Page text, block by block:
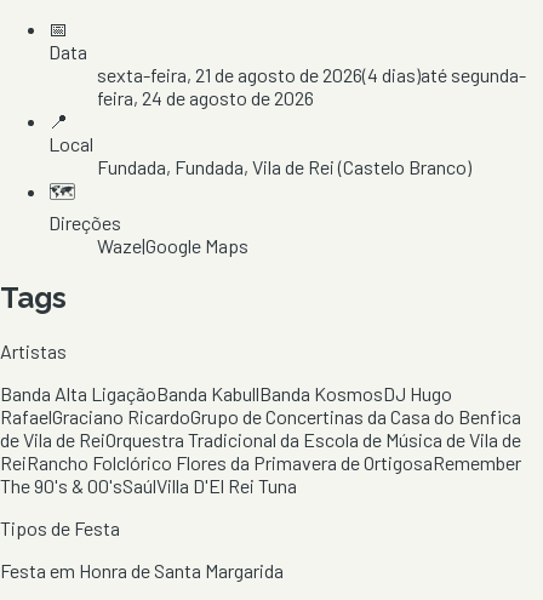
📅
Data
sexta-feira, 21 de agosto de 2026(4 dias)até segunda-
feira, 24 de agosto de 2026
📍
Local
Fundada, Fundada, Vila de Rei(Castelo Branco)
🗺️
Direções
Waze|Google Maps
Tags
Artistas
Banda Alta LigaçãoBanda KabullBanda KosmosDJ Hugo
RafaelGraciano RicardoGrupo de Concertinas da Casa do Benfica
de Vila de ReiOrquestra Tradicional da Escola de Música de Vila de
ReiRancho Folclórico Flores da Primavera de OrtigosaRemember
The 90's & 00'sSaúlVilla D'El Rei Tuna
Tipos de Festa
Festa em Honra de Santa Margarida